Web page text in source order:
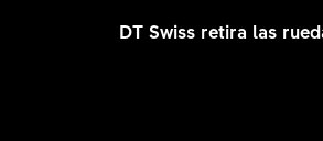
DT Swiss retira las